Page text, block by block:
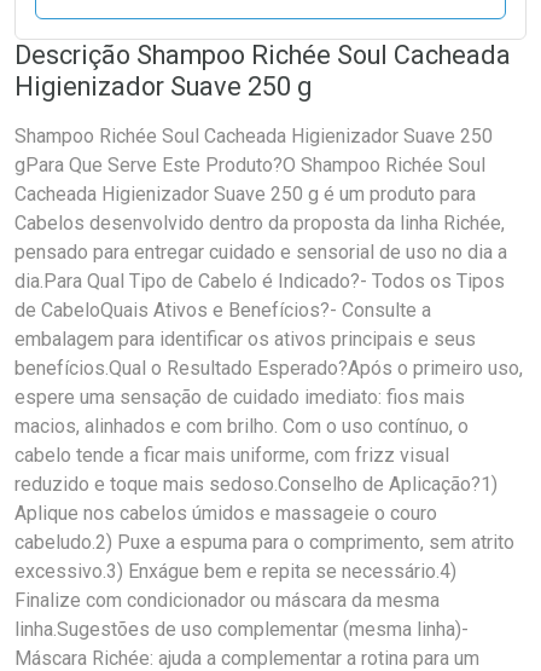
Descrição Shampoo Richée Soul Cacheada
Higienizador Suave 250 g
Shampoo Richée Soul Cacheada Higienizador Suave 250
gPara Que Serve Este Produto?O Shampoo Richée Soul
Cacheada Higienizador Suave 250 g é um produto para
Cabelos desenvolvido dentro da proposta da linha Richée,
pensado para entregar cuidado e sensorial de uso no dia a
dia.Para Qual Tipo de Cabelo é Indicado?- Todos os Tipos
de CabeloQuais Ativos e Benefícios?- Consulte a
embalagem para identificar os ativos principais e seus
benefícios.Qual o Resultado Esperado?Após o primeiro uso,
espere uma sensação de cuidado imediato: fios mais
macios, alinhados e com brilho. Com o uso contínuo, o
cabelo tende a ficar mais uniforme, com frizz visual
reduzido e toque mais sedoso.Conselho de Aplicação?1)
Aplique nos cabelos úmidos e massageie o couro
cabeludo.2) Puxe a espuma para o comprimento, sem atrito
excessivo.3) Enxágue bem e repita se necessário.4)
Finalize com condicionador ou máscara da mesma
linha.Sugestões de uso complementar (mesma linha)-
Máscara Richée: ajuda a complementar a rotina para um